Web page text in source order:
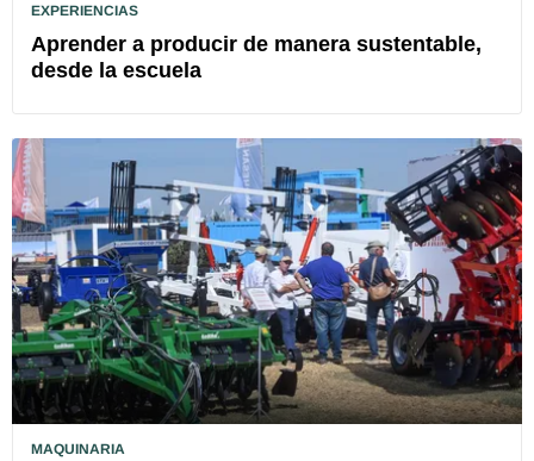
EXPERIENCIAS
Aprender a producir de manera sustentable,
desde la escuela
MAQUINARIA